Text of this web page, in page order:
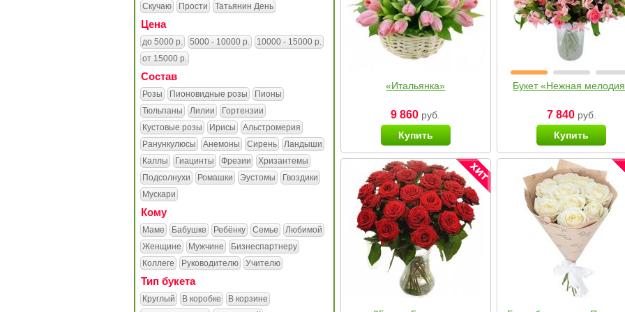
Скучаю Прости Татьянин День
Цена
до 5000 р. 5000 - 10000 р.
10000 - 15000 р.
от 15000 р.
Состав
Розы Пионовидные розы
Пионы
Тюльпаны
Лилии
Гортензии
Кустовые розы
Ирисы
Альстромерия
Ранункулюсы
Анемоны Сирень
Ландыши
Каллы
Гиацинты Фрезии
Хризантемы
Подсолнухи
Ромашки Эустомы
Гвоздики
Мускари
Кому
Маме Бабушке Ребёнку Семье
Любимой
Женщине
Мужчине
Бизнеспартнеру
Коллеге
Руководителю Учителю
Тип букета
Круглый В коробке
В корзине
«Итальянка»
9 860 руб.
Купить
Букет «Нежная
7 840руб.
Купить